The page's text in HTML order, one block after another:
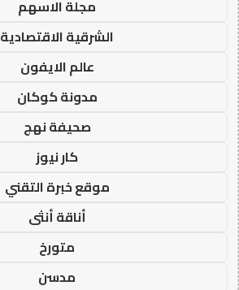
مجلة الاسهم
الشرقية الاقتصادية
عالم الايفون
مدونة كوكان
صحيفة نهج
كار نيوز
موقع خبرة التقني
أناقة أنثى
متورخ
مدسن